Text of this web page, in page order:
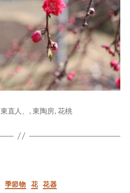
東直人、 ,東陶房,花桃
Categories
季節物 花 花器